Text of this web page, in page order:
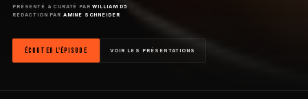
PRÉSENTÉ & CURATÉ PARWILLIAM D5
RÉDACTION PAR AMINE SCHNEIDER
ÉCOUTER L'ÉPISODE VOIR LES PRÉSENTATIONS